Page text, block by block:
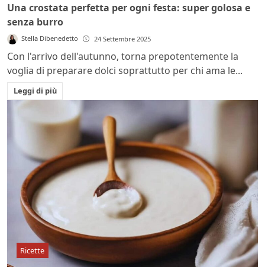
Una crostata perfetta per ogni festa: super golosa e
senza burro
Stella Dibenedetto 24 Settembre 2025
Con l'arrivo dell'autunno, torna prepotentemente la
voglia di preparare dolci soprattutto per chi ama le...
Leggi di più
Ricette